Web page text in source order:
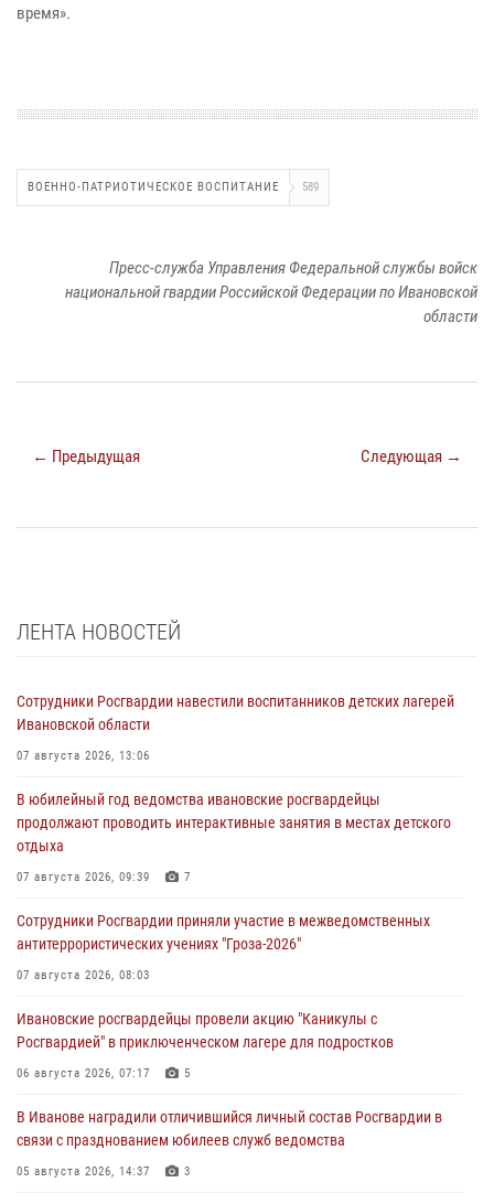
время».
ВОЕННО-ПАТРИОТИЧЕСКОЕ ВОСПИТАНИЕ 589
Пресс-служба Управления Федеральной службы войск
национальной гвардии Российской Федерации по Ивановской
области
← Предыдущая Следующая →
ЛЕНТА НОВОСТЕЙ
Сотрудники Росгвардии навестили воспитанников детских лагерей
Ивановской области
07 августа 2026, 13:06
В юбилейный год ведомства ивановские росгвардейцы
продолжают проводить интерактивные занятия в местах детского
отдыха
07 августа 2026, 09:39 7
Сотрудники Росгвардии приняли участие в межведомственных
антитеррористических учениях "Гроза-2026"
07 августа 2026, 08:03
Ивановские росгвардейцы провели акцию "Каникулы с
Росгвардией" в приключенческом лагере для подростков
06 августа 2026, 07:17 5
В Иванове наградили отличившийся личный состав Росгвардии в
связи с празднованием юбилеев служб ведомства
05 августа 2026, 14:37 3